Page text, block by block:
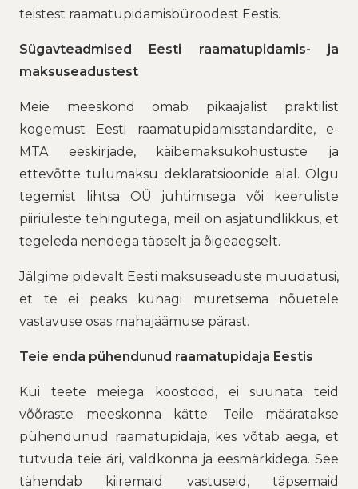
teistest raamatupidamisbüroodest Eestis.
Sügavteadmised Eesti raamatupidamis- ja
maksuseadustest
Meie meeskond omab pikaajalist praktilist
kogemust Eesti raamatupidamisstandardite, e-
MTA eeskirjade, käibemaksukohustuste ja
ettevõtte tulumaksu deklaratsioonide alal. Olgu
tegemist lihtsa OÜ juhtimisega või keeruliste
piiriüleste tehingutega, meil on asjatundlikkus, et
tegeleda nendega täpselt ja õigeaegselt.
Jälgime pidevalt Eesti maksuseaduste muudatusi,
et te ei peaks kunagi muretsema nõuetele
vastavuse osas mahajäämuse pärast.
Teie enda pühendunud raamatupidaja Eestis
Kui teete meiega koostööd, ei suunata teid
võõraste meeskonna kätte. Teile määratakse
pühendunud raamatupidaja, kes võtab aega, et
tutvuda teie äri, valdkonna ja eesmärkidega. See
tähendab kiiremaid vastuseid, täpsemaid